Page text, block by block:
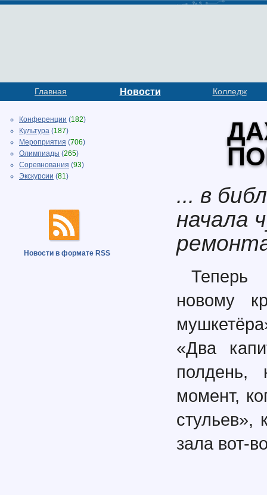
Главная Новости Колледж
Конференции (182)
Культура (187)
Мероприятия (706)
Олимпиады (265)
Соревнования (93)
Экскурсии (81)
Новости в формате RSS
... в
начала
Теперь
новому
«Два
полдень,
момент,
стульев»,
зала вот-